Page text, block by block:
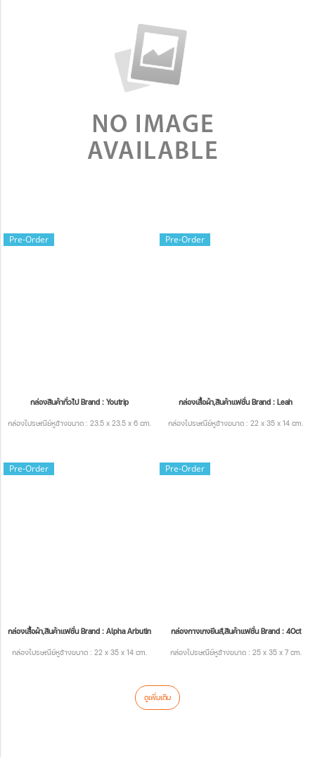
Pre-Order
กล่องสินค้าทั่วไป Brand : Youtrip
กล่องไปรษณีย์หูช้างขนาด : 23.5 x 23.5 x 6 cm.
Pre-Order
กล่องเสื้อผ้า,สินค้าแฟชั่น Brand : Leah
กล่องไปรษณีย์หูช้างขนาด : 22 x 35 x 14 cm.
Pre-Order
กล่องเสื้อผ้า,สินค้าแฟชั่น Brand : Alpha Arbutin
กล่องไปรษณีย์หูช้างขนาด : 22 x 35 x 14 cm.
Pre-Order
กล่องกางเกงยีนส์,สินค้าแฟชั่น Brand : 4Oct
กล่องไปรษณีย์หูช้างขนาด : 25 x 35 x 7 cm.
ดูเพิ่มเติม